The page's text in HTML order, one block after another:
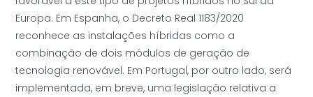
Europa. Em Espanha, o Decreto Real 1183/2020
reconhece as instalações híbridas como a
combinação de dois módulos de geração de
tecnologia renovável. Em Portugal, por outro lado, será
implementada, em breve, uma legislação relativa a